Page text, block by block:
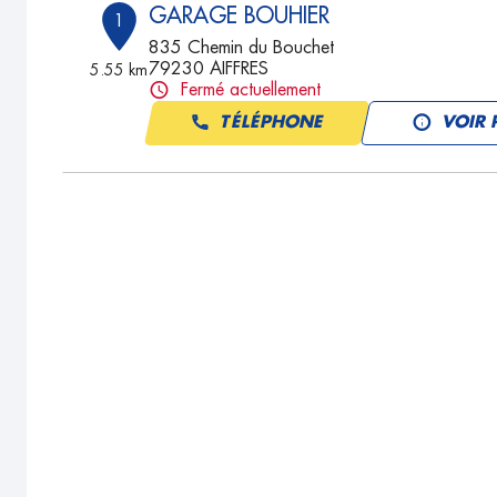
1
5.55 km
GARAGE BOUHIER
835 Chemin du Bouchet
79230 AIFFRES
Fermé actuellement
TÉLÉPHONE VOIR